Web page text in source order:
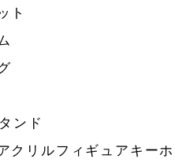
ト
ンド
クリルフィギュアキーホ